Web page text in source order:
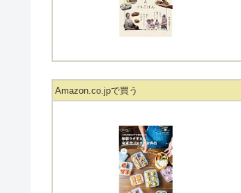
Amazon.co.jpで買う